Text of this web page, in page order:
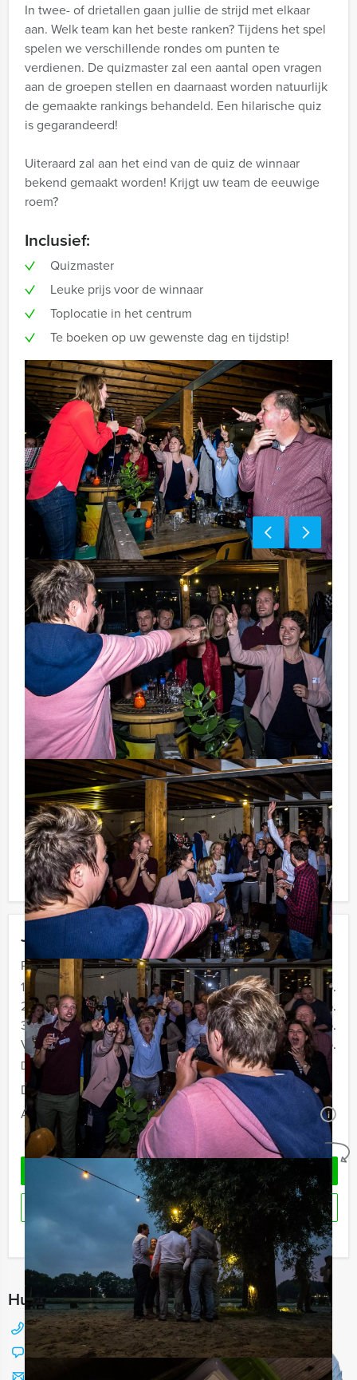
Jouw uitje
Prijs :
12 - 19 personen
€ 36,50 p.p.
20 - 29 personen
€ 33,50 p.p.
30 - 39 personen
€ 29,50 p.p.
Vanaf 40 personen
€ 27,50 p.p.
De prijzen zijn exclusief BTW
Duur:
2 uur en 30 minuten
Aantal:
Minimaal 12 personen i
Geheel vrijblijvend
OFFERTE AANVRAGEN
RESERVEREN
Ik heb een vraag over dit uitje
Hulp nodig bij het kiezen?
088 428 81 17
Chat met Jeroen
In twee- of drietallen gaan jullie de strijd met elkaar
aan. Welk team kan het beste ranken? Tijdens het spel
spelen we verschillende rondes om punten te
verdienen. De quizmaster zal een aantal open vragen
aan de groepen stellen en daarnaast worden natuurlijk
de gemaakte rankings behandeld. Een hilarische quiz
is gegarandeerd!
Uiteraard zal aan het eind van de quiz de winnaar
bekend gemaakt worden! Krijgt uw team de eeuwige
roem?
Inclusief:
Quizmaster
Leuke prijs voor de winnaar
Toplocatie in het centrum
Te boeken op uw gewenste dag en tijdstip!
Bezorgkosten benodigdheden:
€ 150,00 excl. BTW
Tip!
Niet telkens uw knip hoeven trekken om uw drankje af
te rekenen? Voor € 13,50 per persoon per uur (excl.
BTW) kunt u gebruikmaken van het drankarrangement,
waarbij u onbeperkt kunt genieten van bier, fris,
huiswijn, koffie en thee. En... zo komt u ook achteraf
niet voor verrassingen te staan!
Reservering voor kleinere groepen:
Komt u niet aan het minimale aantal deelnemers voor
dit spelprogramma? Als u bereid bent voor het
minimale aantal te betalen, kunt u ook gewoon voor
minder personen boeken!